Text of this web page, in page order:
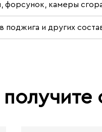
форсунок, камеры
поджига и других